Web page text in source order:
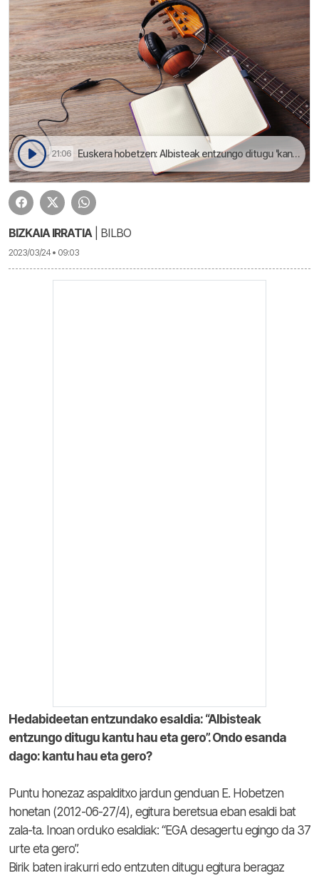
21:06 Euskera hobetzen: Albisteak entzungo ditugu 'kantu hau eta gero', ondo esanda dago? | Euskera Hobetzen
BIZKAIA IRRATIA| BILBO
2023/03/24 • 09:03
Hedabideetan entzundako esaldia: “Albisteak
entzungo ditugu kantu hau eta gero”. Ondo esanda
dago: kantu hau eta gero?
Puntu honezaz aspalditxo jardun genduan E. Hobetzen
honetan (2012-06-27/4), egitura beretsua eban esaldi bat
zala-ta. Inoan orduko esaldiak: “EGA desagertu egingo da 37
urte eta gero”.
Birik baten irakurri edo entzuten ditugu egitura beragaz